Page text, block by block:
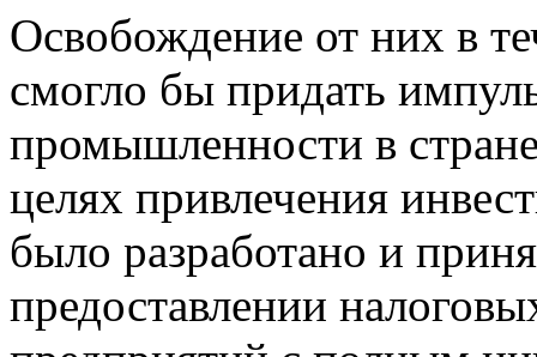
Освобождение от них в
смогло бы придать
промышленности в
целях привлечения
было разработано и
предоставлении